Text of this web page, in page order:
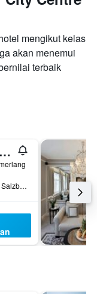
mengikut kelas
akan menemui
terbaik
Sheraton Grand Salzburg
Auerspergstrasse 4, Salzburg, Salzburg, Austria